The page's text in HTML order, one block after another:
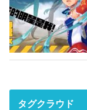
タグクラウド